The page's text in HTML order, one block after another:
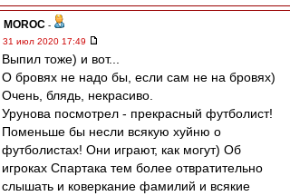
MOROC -
31 июл 2020 17:49
Выпил тоже) и вот...
О бровях не надо бы, если сам не на бровях)
Очень, блядь, некрасиво.
Урунова посмотрел - прекрасный футболист!
Поменьше бы несли всякую хуйню о
футболистах! Они играют, как могут) Об
игроках Спартака тем более отвратительно
слышать и коверкание фамилий и всякие